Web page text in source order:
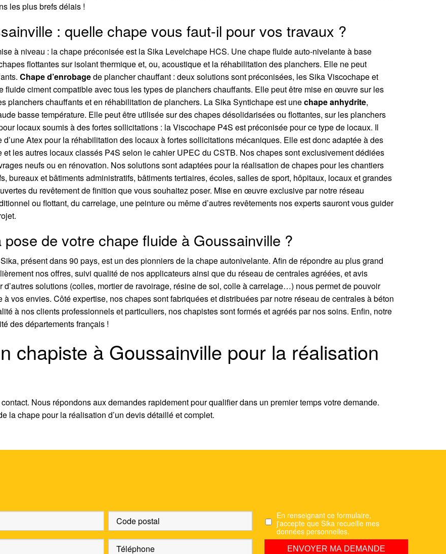
les plus brefs délais !
: quelle chape vous faut-il pour vos travaux ?
à niveau : la chape préconisée est la Sika Levelchape HCS. Une chape fluide auto-nivelante à base
flottantes sur isolant thermique et, ou, acoustique et la réhabilitation des planchers. Elle ne peut
Chape d’enrobagede plancher chauffant : deux solutions sont préconisées, les Sika Viscochape et
ciment compatible avec tous les types de planchers chauffants. Elle peut être mise en œuvre sur les
planchers chauffants et en réhabilitation de planchers. La Sika Syntichape est unechape anhydrite,
basse température. Elle peut être utilisée sur des chapes désolidarisées ou flottantes, sur les planchers
locaux soumis à des fortes sollicitations : la Viscochape P4S est préconisée pour ce type de locaux. Il
d’une Atex pour la réhabilitation des locaux à fortes sollicitations mécaniques. Elle est donc adaptée à des
les autres locaux classés P4S selon le cahier UPEC du CSTB. Nos chapes sont exclusivement dédiées
neufs ou en rénovation. Nos solutions sont adaptées pour la réalisation de chapes pour les chantiers
bureaux et bâtiments administratifs, bâtiments tertiaires, écoles, salles de sport, hôpitaux, locaux et grandes
du revêtement de finition que vous souhaitez poser. Mise en œuvre exclusive par notre réseau
ou flottant, du carrelage, une peinture ou même d’autres revêtements nos experts sauront vous guider
de votre chape fluide à Goussainville ?
présent dans 90 pays, est un des pionniers de la chape autonivelante. Afin de répondre au plus grand
nos offres, suivi qualité de nos applicateurs ainsi que du réseau de centrales agréées, et avis
solutions (colles, mortier de ravoirage, résine de sol, colle à carrelage…) nous permet de pouvoir
vos envies. Côté expertise, nos chapes sont fabriquées et distribuées par notre réseau de centrales à béton
à nos clients professionnels et particuliers, nos chapistes sont formés et agréés par nos soins. Enfin, notre
des départements français !
chapiste à Goussainville pour la réalisation
Nous répondons aux demandes rapidement pour qualifier dans un premier temps votre demande.
la chape pour la réalisation d’un devis détaillé et complet.
En renseignant ce formulaire,
j'accepte que Sika recueille mes
données personnelles.